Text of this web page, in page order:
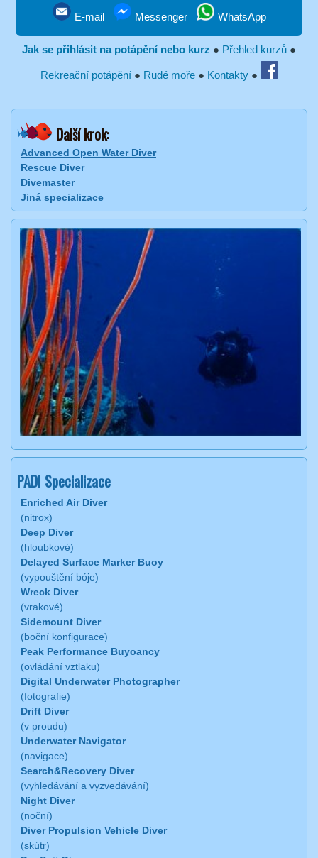
E-mail Messenger WhatsApp
Jak se přihlásit na potápění nebo kurz ● Přehled kurzů ●
Rekreační potápění● Rudé moře● Kontakty●
Další krok:
Advanced Open Water Diver
Rescue Diver
Divemaster
Jiná specializace
PADI Specializace
Enriched Air Diver
(nitrox)
Deep Diver
(hloubkové)
Delayed Surface Marker Buoy
(vypouštění bóje)
Wreck Diver
(vrakové)
Sidemount Diver
(boční konfigurace)
Peak Performance Buyoancy
(ovládání vztlaku)
Digital Underwater Photographer
(fotografie)
Drift Diver
(v proudu)
Underwater Navigator
(navigace)
Search&Recovery Diver
(vyhledávání a vyzvedávání)
Night Diver
(noční)
Diver Propulsion Vehicle Diver
(skútr)